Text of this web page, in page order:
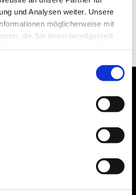
und Analysen weiter. Unsere
möglicherweise mit
die Sie ihnen bereitgestellt
in die USA, womit ein
Behörden). Die Einwilligung ist
durch Anpassung der
in unserer
you like to
your next
with us?
get in contact!